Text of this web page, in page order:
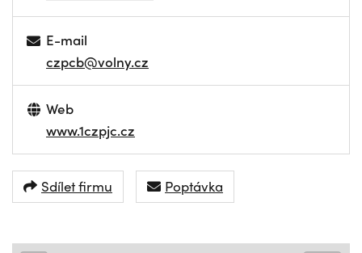
E-mail
czpcb@volny.cz
Web
www.1czpjc.cz
Sdílet firmu Poptávka